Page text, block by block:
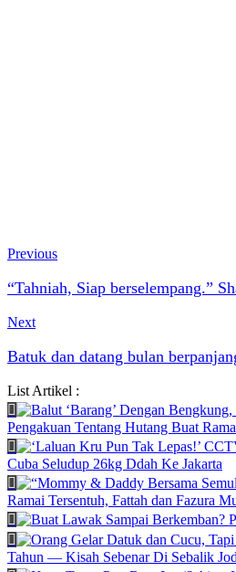
Previous
“Tahniah, Siap berselempang.”
Next
Batuk dan datang bulan
List Artikel :
Pengakuan Tentang Hutang Buat
Cuba Seludup 26kg Ddah Ke Jakarta
Ramai Tersentuh, Fattah dan Fazura
Tahun — Kisah Sebenar Di Sebalik